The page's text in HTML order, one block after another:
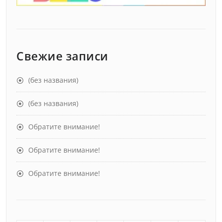
Свежие записи
(без названия)
(без названия)
Обратите внимание!
Обратите внимание!
Обратите внимание!